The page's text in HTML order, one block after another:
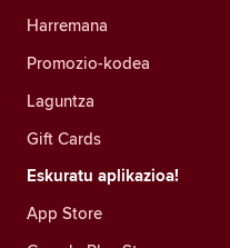
Harremana
Promozio-kodea
Laguntza
Gift Cards
Eskuratu aplikazioa!
App Store